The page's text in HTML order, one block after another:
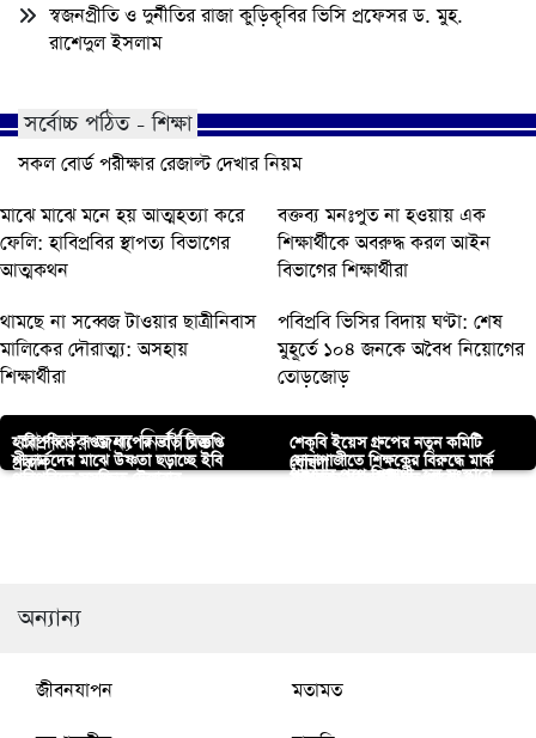
স্বজনপ্রীতি ও দুর্নীতির রাজা কুড়িকৃবির ভিসি প্রফেসর ড. মুহ.
রাশেদুল ইসলাম
সর্বোচ্চ পঠিত - শিক্ষা
সকল বোর্ড পরীক্ষার রেজাল্ট দেখার নিয়ম
মাঝে মাঝে মনে হয় আত্মহত্যা করে
ফেলি: হাবিপ্রবির স্থাপত্য বিভাগের
আত্মকথন
বক্তব্য মনঃপুত না হওয়ায় এক
শিক্ষার্থীকে অবরুদ্ধ করল আইন
বিভাগের শিক্ষার্থীরা
থামছে না সব্বেজ টাওয়ার ছাত্রীনিবাস
মালিকের দৌরাত্ম্য: অসহায়
শিক্ষার্থীরা
পবিপ্রবি ভিসির বিদায় ঘণ্টা: শেষ
মুহূর্তে ১০৪ জনকে অবৈধ নিয়োগের
তোড়জোড়
আপনার জন্য নির্বাচিত
হাবিপ্রবিতে সপ্তম ধাপের ভর্তি বিজ্ঞপ্তি
প্রকাশ
শেকৃবি ইয়েস গ্রুপের নতুন কমিটি
ঘোষণা
শীতার্তদের মাঝে উষ্ণতা ছড়াচ্ছে ইবি
সোনাগাজীতে শিক্ষকের বিরুদ্ধে মার্ক
পবিপ্রবিতে সুসজ্জিত ট্রেজারার
যশোরের মুক্তেশ্বরী নদ থেকে
পঙ্গুত্বের পথে শিক্ষার্থী, হল সংস্কারে
অন্যান্য
জীবনযাপন
মতামত